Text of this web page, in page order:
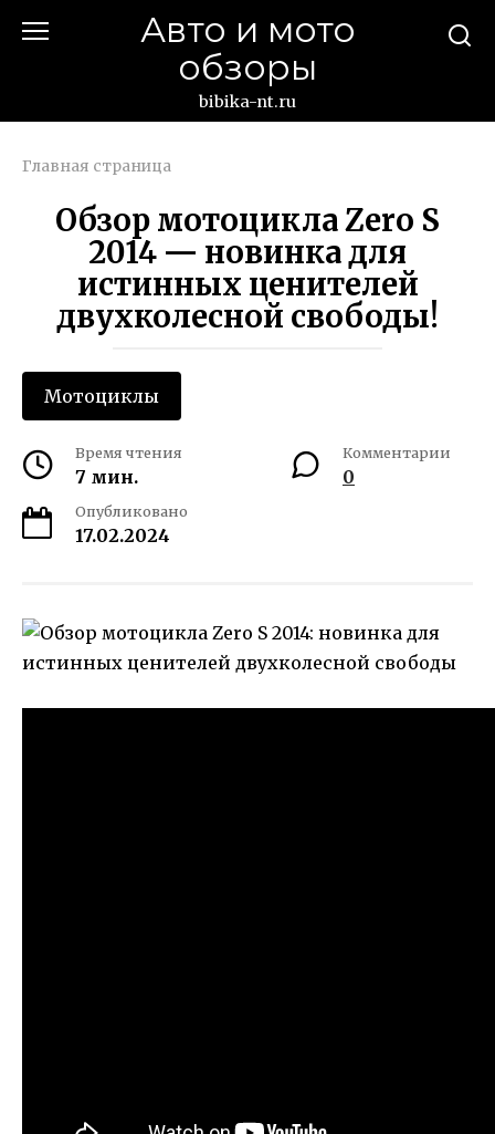
Авто и мото
обзоры
bibika-nt.ru
Главная страница
Обзор мотоцикла Zero S
2014 — новинка для
истинных ценителей
двухколесной свободы!
Мотоциклы
Время чтения
7 мин.
Комментарии
0
Опубликовано
17.02.2024